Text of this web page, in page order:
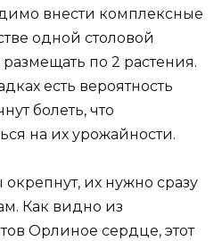
внести комплексные
одной столовой
по 2 растения.
есть вероятность
болеть, что
на их урожайности.
их нужно сразу
Как видно из
Орлиное сердце, этот